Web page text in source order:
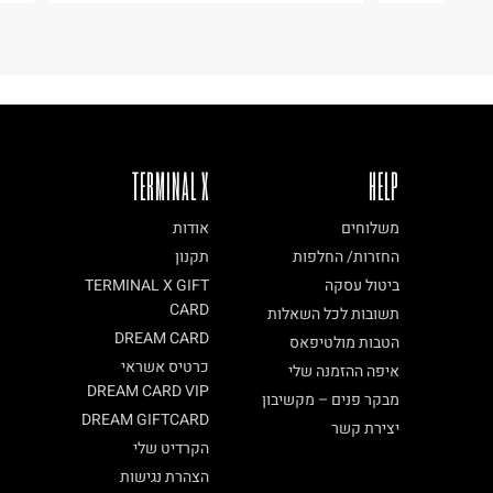
TERMINAL X
אודות
תקנון
TERMINAL X GIFT
CARD
DREAM CARD
כרטיס אשראי
DREAM CARD VIP
DREAM GIFTCARD
הקרדיט שלי
הצהרת נגישות
HELP
משלוחים
החזרות/ החלפות
ביטול עסקה
תשובות לכל השאלות
הטבות מולטיפאס
איפה ההזמנה שלי
מבקר פנים – מקשיבון
יצירת קשר